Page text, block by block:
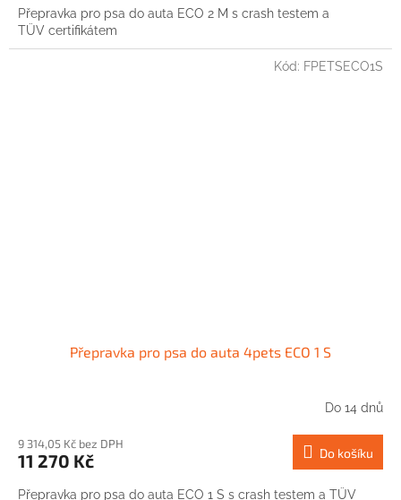
Přepravka pro psa do auta ECO 2 M s crash testem a
TÜV certifikátem
Přepravka pro psa do auta 4pets ECO 1 S
Do 14 dnů
9 314,05 Kč bez DPH
11 270 Kč Do košíku
Přepravka pro psa do auta ECO 1 S s crash testem a TÜV
Kód: FPETSECO1S